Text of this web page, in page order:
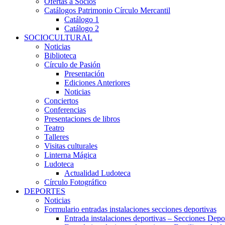
Catálogos Patrimonio Círculo Mercantil
Catálogo 1
Catálogo 2
SOCIOCULTURAL
Noticias
Biblioteca
Círculo de Pasión
Presentación
Ediciones Anteriores
Noticias
Conciertos
Conferencias
Presentaciones de libros
Teatro
Talleres
Visitas culturales
Linterna Mágica
Ludoteca
Actualidad Ludoteca
Círculo Fotográfico
DEPORTES
Noticias
Formulario entradas instalaciones secciones deportivas
Entrada instalaciones deportivas – Secciones